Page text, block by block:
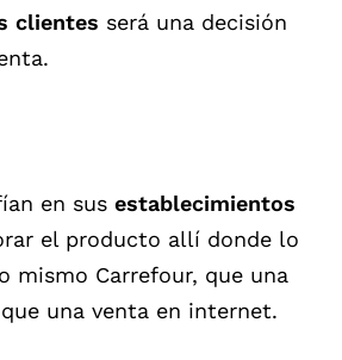
clientes será una decisión
en sus establecimientos
el producto allí donde lo
mismo Carrefour, que una
una venta en internet.